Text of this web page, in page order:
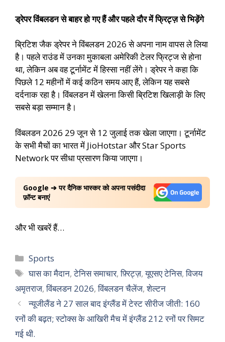
ड्रेपर विंबलडन से बाहर हो गए हैं और पहले दौर में फ्रिट्ज़ से भिड़ेंगे
ब्रिटिश जैक ड्रेपर ने विंबलडन 2026 से अपना नाम वापस ले लिया
है। पहले राउंड में उनका मुकाबला अमेरिकी टेलर फ्रिट्ज से होना
था, लेकिन अब वह टूर्नामेंट में हिस्सा नहीं लेंगे। ड्रेपर ने कहा कि
पिछले 12 महीनों में कई कठिन समय आए हैं, लेकिन यह सबसे
दर्दनाक रहा है। विंबलडन में खेलना किसी ब्रिटिश खिलाड़ी के लिए
सबसे बड़ा सम्मान है।
विंबलडन 2026 29 जून से 12 जुलाई तक खेला जाएगा। टूर्नामेंट
के सभी मैचों का भारत में JioHotstar और Star Sports
Network पर सीधा प्रसारण किया जाएगा।
Google ➔ पर दैनिक भास्कर को अपना पसंदीदा
फ़ॉन्ट बनाएं
और भी खबरें हैं…
Sports
घास का मैदान,टेनिस समाचार,फ़्रिट्ज़,यूएसए टेनिस,विजय
अमृतराज,विंबलडन 2026,विंबलडन चैलेंज,शेल्टन
न्यूजीलैंड ने 27 साल बाद इंग्लैंड में टेस्ट सीरीज जीती: 160
रनों की बढ़त; स्टोक्स के आखिरी मैच में इंग्लैंड 212 रनों पर सिमट
गई थी.